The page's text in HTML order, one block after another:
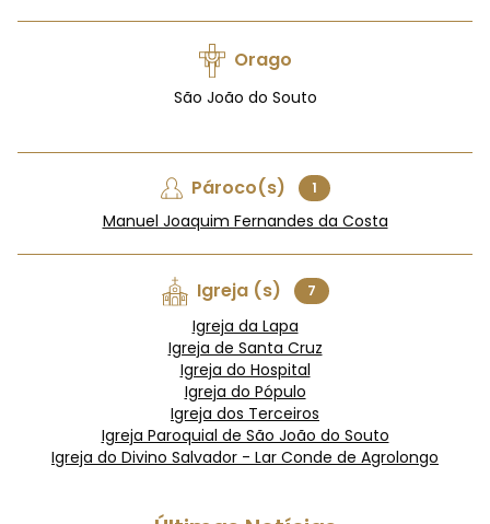
Orago
São João do Souto
Pároco(s) 1
Manuel Joaquim Fernandes da Costa
Igreja (s) 7
Igreja da Lapa
Igreja de Santa Cruz
Igreja do Hospital
Igreja do Pópulo
Igreja dos Terceiros
Igreja Paroquial de São João do Souto
Igreja do Divino Salvador - Lar Conde de Agrolongo